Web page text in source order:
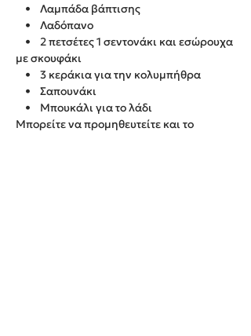
• Λαμπάδα βάπτισης
• Λαδόπανο
• 2 πετσέτες 1 σεντονάκι και εσώρουχα
με σκουφάκι
• 3 κεράκια για την κολυμπήθρα
• Σαπουνάκι
• Μπουκάλι για το λάδι
Μπορείτε να προμηθευτείτε και το